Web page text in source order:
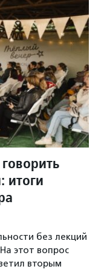
итоги
без лекций
этот вопрос
вторым